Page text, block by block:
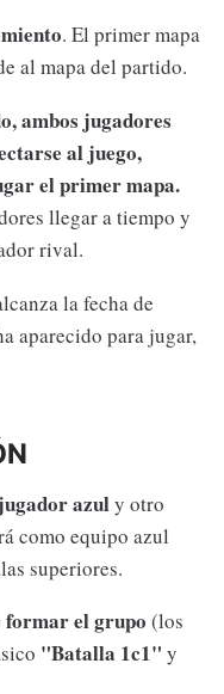
. El primer mapa
al mapa del partido.
ambos jugadores
al juego,
el primer mapa.
llegar a tiempo y
rival.
la fecha de
aparecido para jugar,
jugador azuly otro
como equipo azul
superiores.
formar el grupo (los
"Batalla 1c1" y